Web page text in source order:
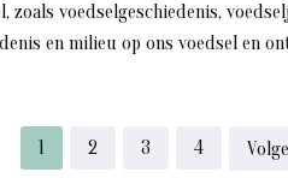
zoals voedselgeschiedenis,
en milieu op ons voedsel en
1 2 3 4